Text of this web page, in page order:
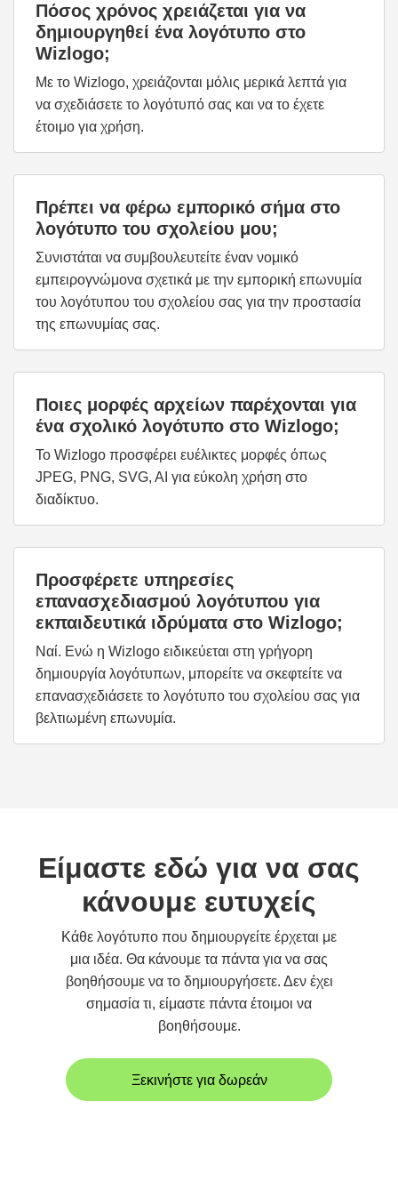
Πόσος χρόνος χρειάζεται για να
δημιουργηθεί ένα λογότυπο στο
Wizlogo;
Με το Wizlogo, χρειάζονται μόλις μερικά λεπτά για
να σχεδιάσετε το λογότυπό σας και να το έχετε
έτοιμο για χρήση.
Πρέπει να φέρω εμπορικό σήμα στο
λογότυπο του σχολείου μου;
Συνιστάται να συμβουλευτείτε έναν νομικό
εμπειρογνώμονα σχετικά με την εμπορική επωνυμία
του λογότυπου του σχολείου σας για την προστασία
της επωνυμίας σας.
Ποιες μορφές αρχείων παρέχονται για
ένα σχολικό λογότυπο στο Wizlogo;
Το Wizlogo προσφέρει ευέλικτες μορφές όπως
JPEG, PNG, SVG, AI για εύκολη χρήση στο
διαδίκτυο.
Προσφέρετε υπηρεσίες
επανασχεδιασμού λογότυπου για
εκπαιδευτικά ιδρύματα στο Wizlogo;
Ναί. Ενώ η Wizlogo ειδικεύεται στη γρήγορη
δημιουργία λογότυπων, μπορείτε να σκεφτείτε να
επανασχεδιάσετε το λογότυπο του σχολείου σας για
βελτιωμένη επωνυμία.
Είμαστε εδώ για να σας
κάνουμε ευτυχείς
Κάθε λογότυπο που δημιουργείτε έρχεται με
μια ιδέα. Θα κάνουμε τα πάντα για να σας
βοηθήσουμε να το δημιουργήσετε. Δεν έχει
σημασία τι, είμαστε πάντα έτοιμοι να
βοηθήσουμε.
Ξεκινήστε για δωρεάν